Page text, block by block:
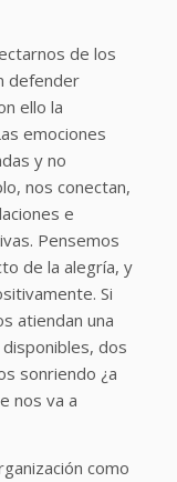
de los
defender
ello la
emociones
y no
nos conectan,
e
Pensemos
de la alegría, y
Si
atiendan una
dos
sonriendo ¿a
nos va a
como